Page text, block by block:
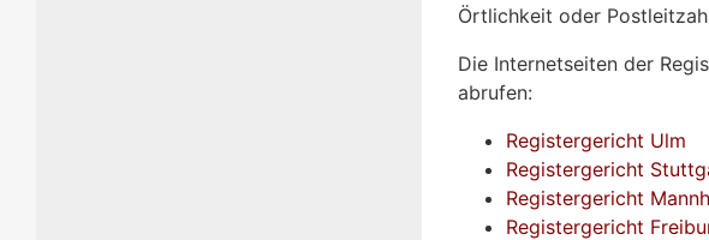
Örtlichkeit oder
Die Internetseiten der
abrufen:
Registergericht Ulm
Registergericht
Registergericht
Registergericht